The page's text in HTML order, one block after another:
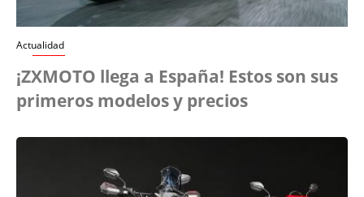
Actualidad
¡ZXMOTO llega a España! Estos son sus
primeros modelos y precios